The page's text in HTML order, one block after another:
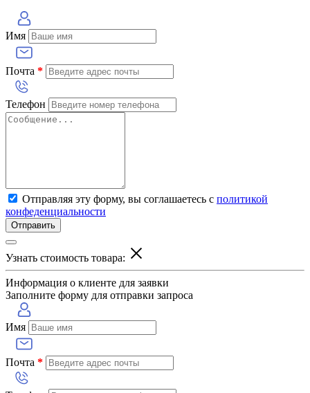
Имя
Почта *
Телефон
Отправляя эту форму, вы соглашаетесь с политикой
конфеденциальности
Отправить
Узнать стоимость товара:
Информация о клиенте для заявки
Заполните форму для отправки запроса
Имя
Почта *